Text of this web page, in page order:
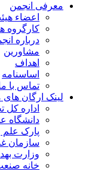
معرفی انجمن
اعضاء
کارگروه
درباره
مشاورین
اهداف
اساسنامه
تماس با
لینک ارگان های
اداره
دانشگاه
پارک
سازمان
وزارت
خانه